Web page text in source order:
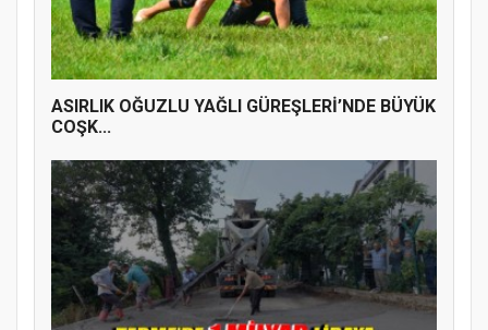
ASIRLIK OĞUZLU YAĞLI GÜREŞLERİ’NDE BÜYÜK
COŞK...